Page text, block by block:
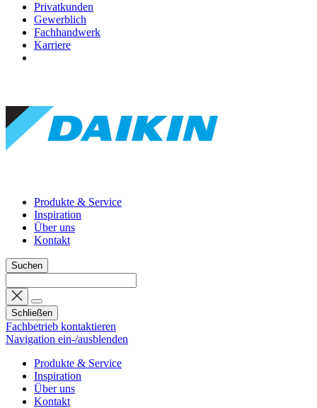
Privatkunden
Gewerblich
Fachhandwerk
Karriere
Produkte & Service
Inspiration
Über uns
Kontakt
Suchen
Schließen
Fachbetrieb kontaktieren
Navigation ein-/ausblenden
Produkte & Service
Inspiration
Über uns
Kontakt